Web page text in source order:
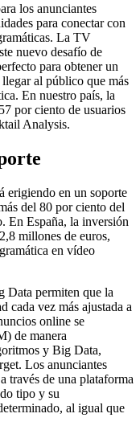
los anunciantes
para conectar con
La TV
nuevo desafío de
para obtener un
al público que más
En nuestro país, la
por ciento de usuarios
Analysis.
erigiendo en un soporte
del 80 por ciento del
En España, la inversión
millones de euros,
en vídeo
Data permiten que la
cada vez más ajustada a
online se
de manera
y Big Data,
Los anunciantes
través de una plataforma
tipo y su
al igual que